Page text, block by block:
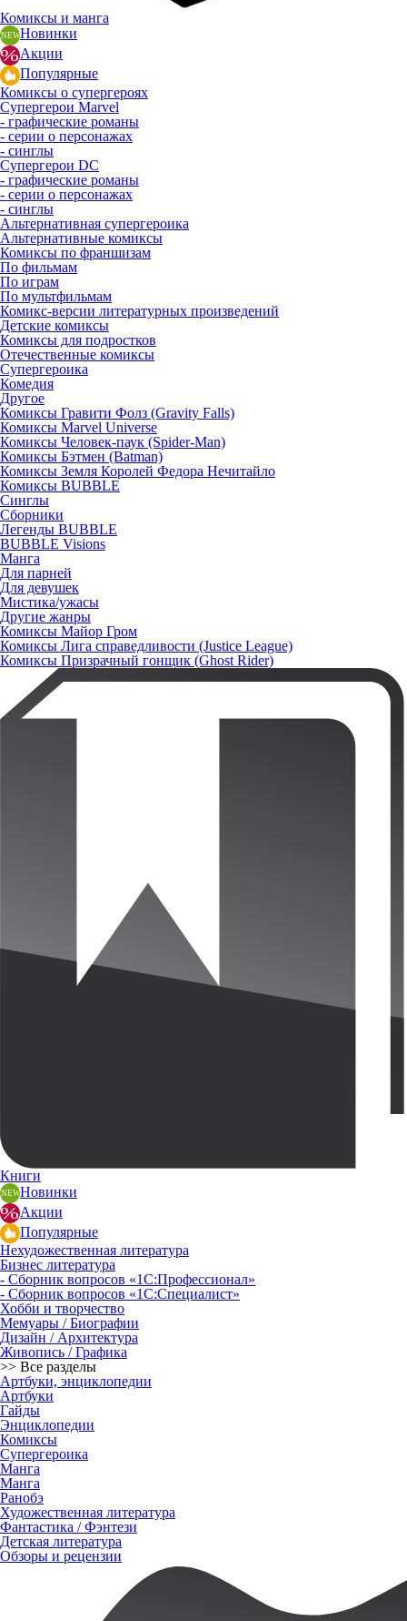
Комиксы и манга
Новинки
Акции
Популярные
Комиксы о супергероях
Супергерои Marvel
- графические романы
- серии о персонажах
- синглы
Супергерои DC
- графические романы
- серии о персонажах
- синглы
Альтернативная супергероика
Альтернативные комиксы
Комиксы по франшизам
По фильмам
По играм
По мультфильмам
Комикс-версии литературных произведений
Детские комиксы
Комиксы для подростков
Отечественные комиксы
Супергероика
Комедия
Другое
Комиксы Гравити Фолз (Gravity Falls)
Комиксы Marvel Universe
Комиксы Человек-паук (Spider-Man)
Комиксы Бэтмен (Batman)
Комиксы Земля Королей Федора Нечитайло
Комиксы BUBBLE
Синглы
Сборники
Легенды BUBBLE
BUBBLE Visions
Манга
Для парней
Для девушек
Мистика/ужасы
Другие жанры
Комиксы Майор Гром
Комиксы Лига справедливости (Justice League)
Комиксы Призрачный гонщик (Ghost Rider)
Книги
Новинки
Акции
Популярные
Нехудожественная литература
Бизнес литература
- Сборник вопросов «1С:Профессионал»
- Сборник вопросов «1С:Специалист»
Хобби и творчество
Мемуары / Биографии
Дизайн / Архитектура
Живопись / Графика
>> Все разделы
Артбуки, энциклопедии
Артбуки
Гайды
Энциклопедии
Комиксы
Супергероика
Манга
Манга
Ранобэ
Художественная литература
Фантастика / Фэнтези
Детская литература
Обзоры и рецензии